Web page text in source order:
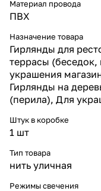
Почему выбирают
«Леон-Лайт»
гирлянды, которые
выдерживают снег,
ветер. Прямые поставки
производителя
предлагать выгодные
систему скидок и
гарантию. Наши
освещения по всей
Материал провода
ПВХ
Назначение товара
Гирлянды для
террасы (беседок,
украшения
Гирлянды на
(перила), Для
Штук в коробке
1 шт
Тип товара
нить уличная
Режимы свечения